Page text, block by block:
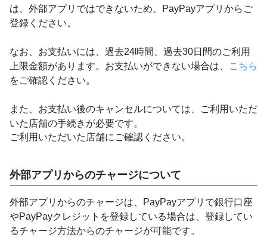
は、外部アプリではできないため、PayPayアプリからご
登録ください。
なお、お支払いには、過去24時間、過去30日間のご利用
上限金額があります。お支払いができない場合は、
こちら
をご確認ください。
また、お支払い後のキャンセルについては、ご利用いただ
いた店舗の手続きが必要です。
ご利用いただいた店舗にご確認ください。
外部アプリからのチャージについて
外部アプリからのチャージは、PayPayアプリで銀行口座
やPayPayクレジットを登録している場合は、登録してい
るチャージ方法からのチャージが可能です。